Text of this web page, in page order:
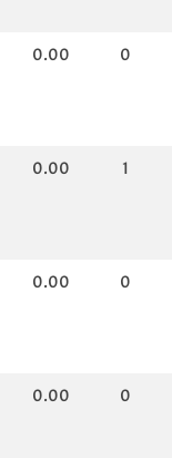
0.00 0
0.00 1
0.00 0
0.00 0